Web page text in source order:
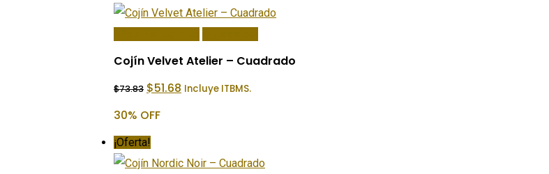
Cojín Velvet Atelier – Cuadrado
$73.83 El
precio
era:
$51.68 El
precio
Incluye ITBMS.
30% OFF
¡Oferta!